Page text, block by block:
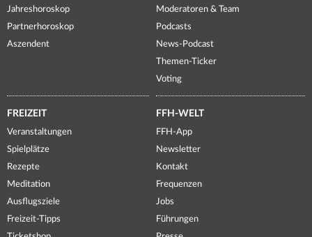
Jahreshoroskop
Partnerhoroskop
Aszendent
Moderatoren & Team
Podcasts
News-Podcast
Themen-Ticker
Voting
FREIZEIT
Veranstaltungen
Spielplätze
Rezepte
Meditation
Ausflugsziele
Freizeit-Tipps
FFH-WELT
FFH-App
Newsletter
Kontakt
Frequenzen
Jobs
Führungen